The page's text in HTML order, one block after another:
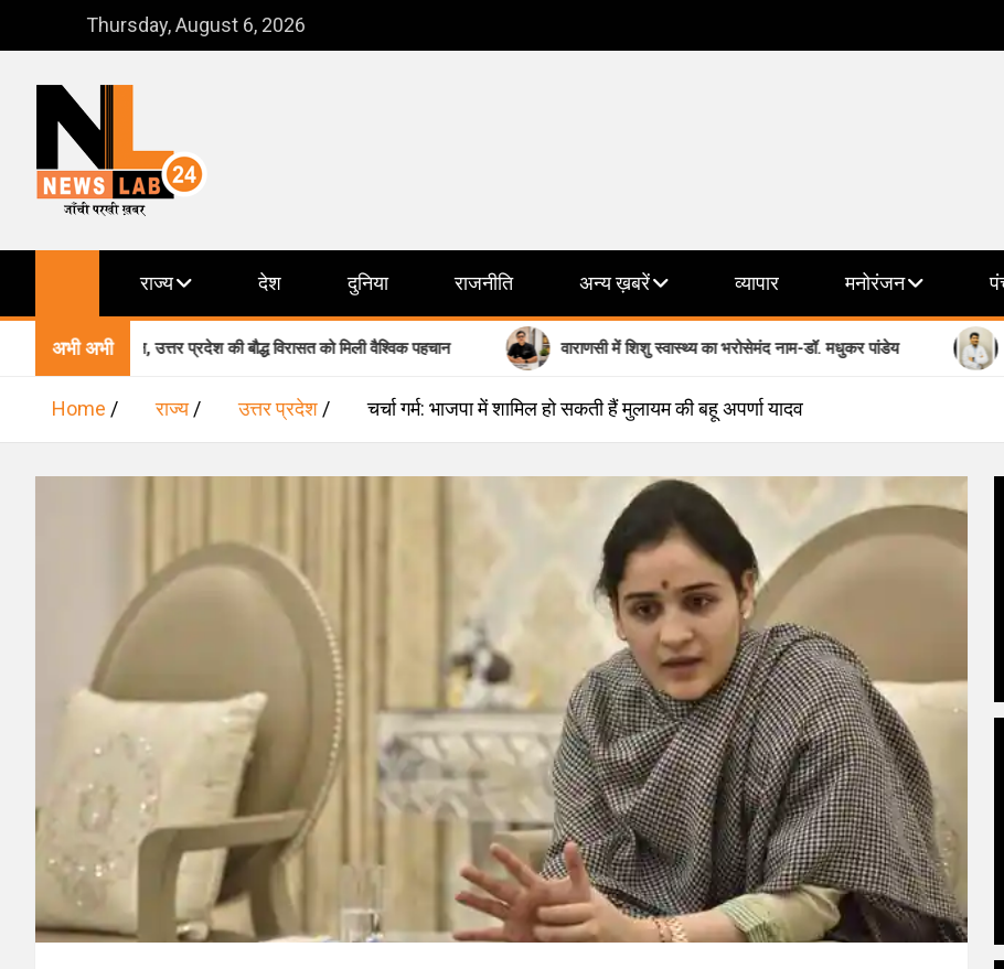
Thursday, August 6, 2026
NewsLab24
राज्य देश दुनिया राजनीति अन्य ख़बरें व्यापार मनोरंजन
अभी अभी
उत्तर प्रदेश की बौद्ध विरासत को मिली वैश्विक पहचान वाराणसी में शिशु स्वास्थ्य का भरोसेमंद नाम-डॉ. मधुकर पांडेय मानसिक
Home राज्य उत्तर प्रदेश चर्चा गर्म: भाजपा में शामिल हो सकती हैं मुलायम की बहू अपर्णा यादव